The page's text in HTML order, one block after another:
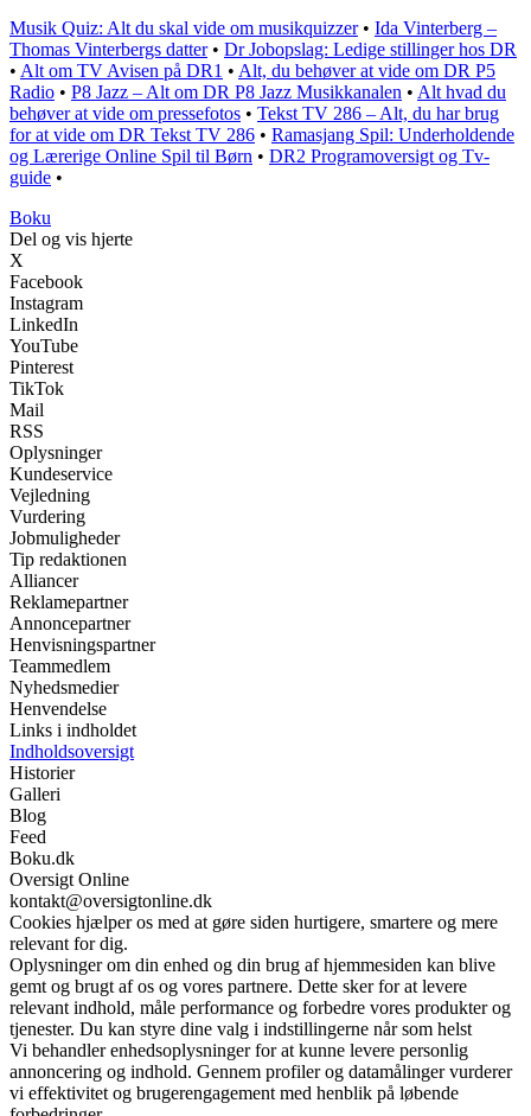
Musik Quiz: Alt du skal vide om musikquizzer• Ida Vinterberg –
Thomas Vinterbergs datter• Dr Jobopslag: Ledige stillinger hos DR
• Alt om TV Avisen på DR1 • Alt, du behøver at vide om DR P5
Radio • P8 Jazz – Alt om DR P8 Jazz Musikkanalen • Alt hvad du
behøver at vide om pressefotos • Tekst TV 286 – Alt, du har brug
for at vide om DR Tekst TV 286 • Ramasjang Spil: Underholdende
og Lærerige Online Spil til Børn • DR2 Programoversigt og Tv-
guide •
Boku
Del og vis hjerte
X
Facebook
Instagram
LinkedIn
YouTube
Pinterest
TikTok
Mail
RSS
Oplysninger
Kundeservice
Vejledning
Vurdering
Jobmuligheder
Tip redaktionen
Alliancer
Reklamepartner
Annoncepartner
Henvisningspartner
Teammedlem
Nyhedsmedier
Henvendelse
Links i indholdet
Indholdsoversigt
Historier
Galleri
Blog
Feed
Boku.dk
Oversigt Online
kontakt@oversigtonline.dk
Cookies hjælper os med at gøre siden hurtigere, smartere og mere
relevant for dig.
Oplysninger om din enhed og din brug af hjemmesiden kan blive
gemt og brugt af os og vores partnere. Dette sker for at levere
relevant indhold, måle performance og forbedre vores produkter og
tjenester. Du kan styre dine valg i indstillingerne når som helst
Vi behandler enhedsoplysninger for at kunne levere personlig
annoncering og indhold. Gennem profiler og datamålinger vurderer
vi effektivitet og brugerengagement med henblik på løbende